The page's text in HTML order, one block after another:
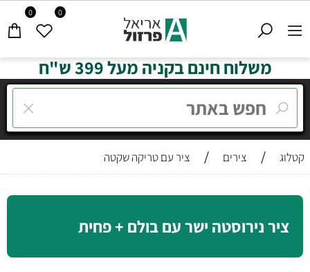
0 0
משלוח חינם בקניה מעל 399 ש"ח
קטלוג / צירים / ציר עם טריקה שקטה
ציר נירוסטה ישר עם בולם + פחית